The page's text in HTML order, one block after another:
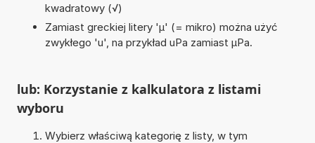
kwadratowy (√)
Zamiast greckiej litery 'µ' (= mikro) można użyć
zwykłego 'u', na przykład uPa zamiast µPa.
lub: Korzystanie z kalkulatora z listami
wyboru
Wybierz właściwą kategorię z listy, w tym